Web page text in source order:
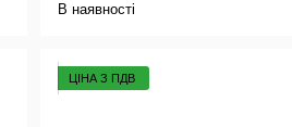
В наявності
ЦІНА З ПДВ